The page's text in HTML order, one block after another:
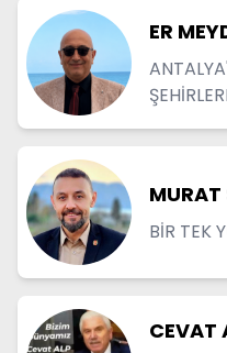
ER
MURAT
BİR TEK
CEVAT